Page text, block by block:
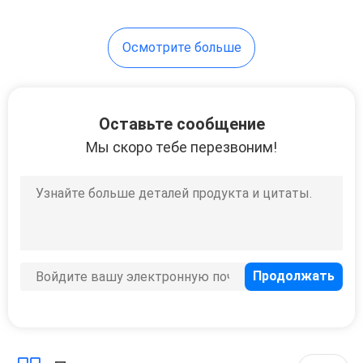
Осмотрите больше
Оставьте сообщение
Мы скоро тебе перезвоним!